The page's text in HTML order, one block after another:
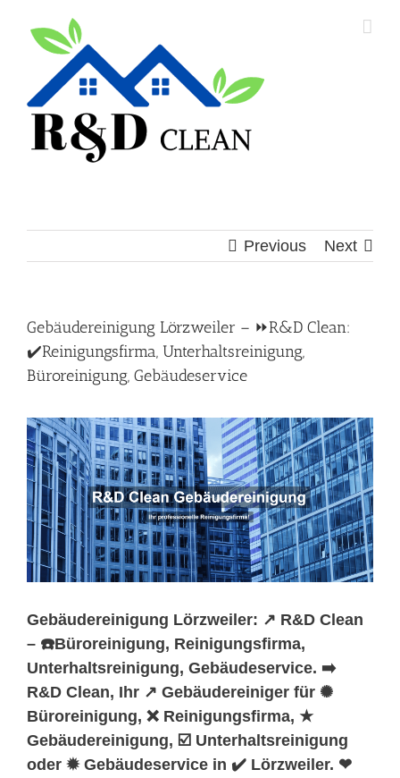
Previous Next
Gebäudereinigung Lörzweiler – ⏩R&D Clean:
✔️Reinigungsfirma, Unterhaltsreinigung,
Büroreinigung, Gebäudeservice
Gebäudereinigung Lörzweiler: ↗️ R&D Clean
– ☎️Büroreinigung, Reinigungsfirma,
Unterhaltsreinigung, Gebäudeservice. ➡️
R&D Clean, Ihr ↗️ Gebäudereiniger für ✺
Büroreinigung, ❌ Reinigungsfirma, ★
Gebäudereinigung, ☑️ Unterhaltsreinigung
oder ✹ Gebäudeservice in ✔️ Lörzweiler. ❤